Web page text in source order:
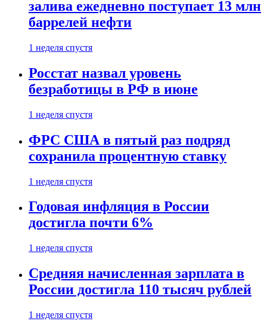
залива ежедневно поступает 13 млн
баррелей нефти
1 неделя спустя
Росстат назвал уровень
безработицы в РФ в июне
1 неделя спустя
ФРС США в пятый раз подряд
сохранила процентную ставку
1 неделя спустя
Годовая инфляция в России
достигла почти 6%
1 неделя спустя
Средняя начисленная зарплата в
России достигла 110 тысяч рублей
1 неделя спустя